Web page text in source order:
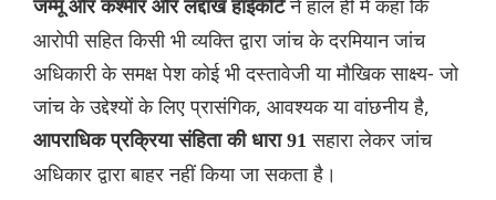
जम्मू और कश्मीर और लद्दाख हाईकोर्टने हाल ही में कहा कि
आरोपी सहित किसी भी व्यक्ति द्वारा जांच के दरमियान जांच
अधिकारी के समक्ष पेश कोई भी दस्तावेजी या मौखिक साक्ष्य- जो
जांच के उद्देश्यों के लिए प्रासंगिक, आवश्यक या वांछनीय है,
आपराधिक प्रक्रिया संहिता की धारा 91सहारा लेकर जांच
अधिकार द्वारा बाहर नहीं किया जा सकता है।